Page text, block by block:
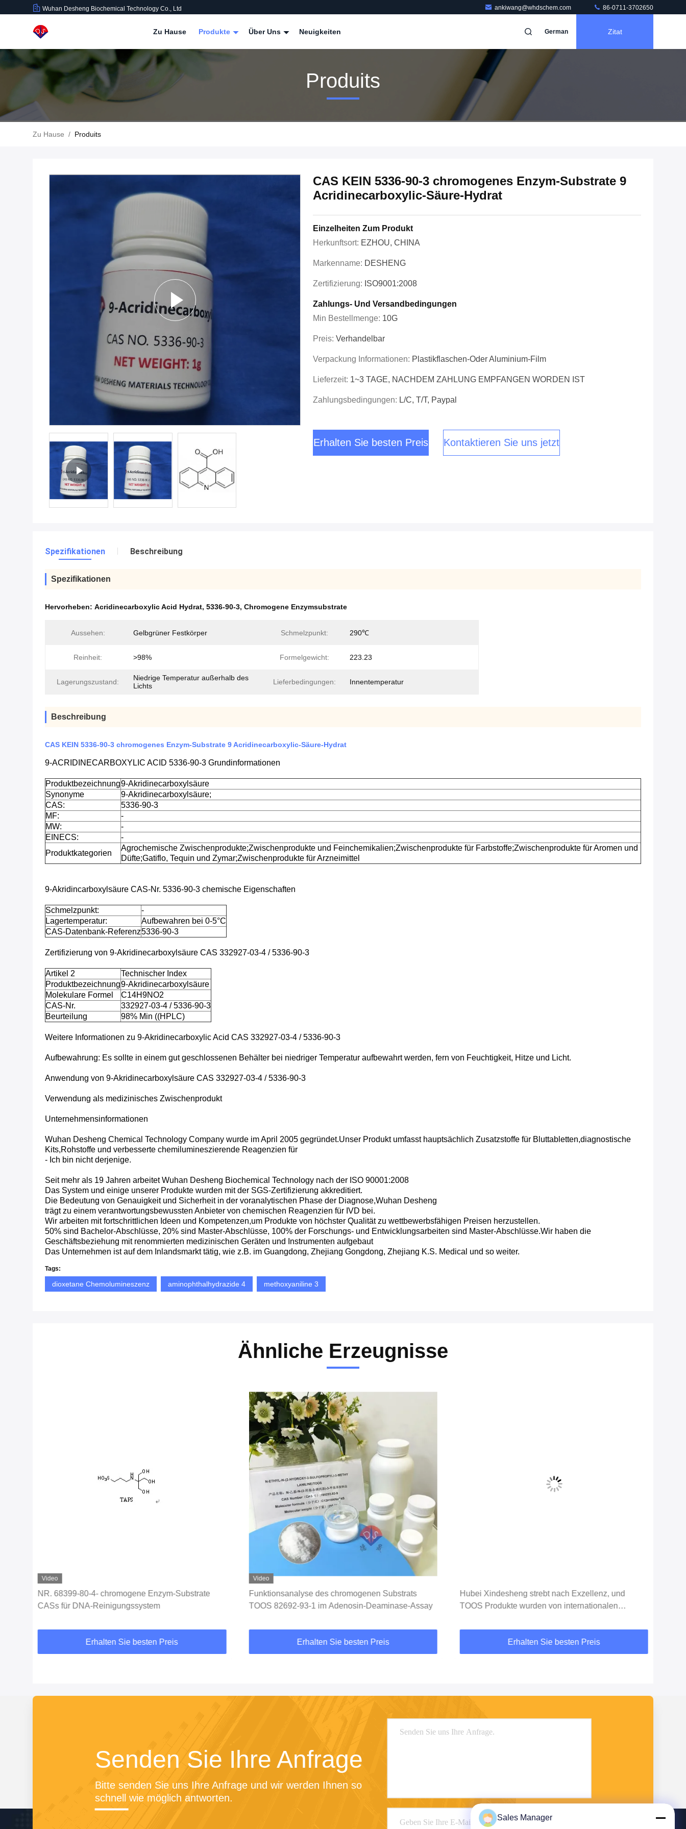
Wuhan Desheng Biochemical Technology Co., Ltd ankiwang@whdschem.com 86-0711-3702650
Zu Hause Produkte Über Uns Neuigkeiten German Zitat
Produits
Zu Hause / Produits
CAS KEIN 5336-90-3 chromogenes Enzym-Substrate 9
Acridinecarboxylic-Säure-Hydrat
Einzelheiten Zum Produkt
Herkunftsort: EZHOU, CHINA
Markenname: DESHENG
Zertifizierung: ISO9001:2008
Zahlungs- Und Versandbedingungen
Min Bestellmenge: 10G
Preis: Verhandelbar
Verpackung Informationen: Plastikflaschen-Oder Aluminium-Film
Lieferzeit: 1~3 TAGE, NACHDEM ZAHLUNG EMPFANGEN WORDEN IST
Zahlungsbedingungen: L/C, T/T, Paypal
Erhalten Sie besten Preis Kontaktieren Sie uns jetzt
Spezifikationen Beschreibung
Spezifikationen
Hervorheben: Acridinecarboxylic Acid Hydrat, 5336-90-3, Chromogene Enzymsubstrate
Aussehen: Gelbgrüner Festkörper Schmelzpunkt: 290℃
Reinheit: >98% Formelgewicht: 223.23
Lagerungszustand:
Niedrige Temperatur außerhalb des
Lichts
Lieferbedingungen: Innentemperatur
Beschreibung
CAS KEIN 5336-90-3 chromogenes Enzym-Substrate 9 Acridinecarboxylic-Säure-Hydrat
9-ACRIDINECARBOXYLIC ACID 5336-90-3 Grundinformationen
Produktbezeichnung9-Akridinecarboxylsäure
Synonyme
9-Akridinecarboxylsäure;
CAS:
5336-90-3
MF:
-
MW:
-
EINECS:
-
Produktkategorien
Agrochemische Zwischenprodukte;Zwischenprodukte und Feinchemikalien;Zwischenprodukte für Farbstoffe;Zwischenprodukte für Aromen und
Düfte;Gatiflo, Tequin und Zymar;Zwischenprodukte für Arzneimittel
9-Akridincarboxylsäure CAS-Nr. 5336-90-3 chemische Eigenschaften
Schmelzpunkt:
-
Lagertemperatur:
Aufbewahren bei 0-5°C
CAS-Datenbank-Referenz5336-90-3
Zertifizierung von 9-Akridinecarboxylsäure CAS 332927-03-4 / 5336-90-3
Artikel 2
Technischer Index
Produktbezeichnung9-Akridinecarboxylsäure
Molekulare Formel
C14H9NO2
CAS-Nr.
332927-03-4 / 5336-90-3
Beurteilung
98% Min ((HPLC)
Weitere Informationen zu 9-Akridinecarboxylic Acid CAS 332927-03-4 / 5336-90-3
Aufbewahrung: Es sollte in einem gut geschlossenen Behälter bei niedriger Temperatur aufbewahrt werden, fern von Feuchtigkeit, Hitze und Licht.
Anwendung von 9-Akridinecarboxylsäure CAS 332927-03-4 / 5336-90-3
Verwendung als medizinisches Zwischenprodukt
Unternehmensinformationen
Wuhan Desheng Chemical Technology Company wurde im April 2005 gegründet.Unser Produkt umfasst hauptsächlich Zusatzstoffe für Bluttabletten,diagnostische
Kits,Rohstoffe und verbesserte chemilumineszierende Reagenzien für
- Ich bin nicht derjenige.
Seit mehr als 19 Jahren arbeitet Wuhan Desheng Biochemical Technology nach der ISO 90001:2008
Das System und einige unserer Produkte wurden mit der SGS-Zertifizierung akkreditiert.
Die Bedeutung von Genauigkeit und Sicherheit in der voranalytischen Phase der Diagnose,Wuhan Desheng
trägt zu einem verantwortungsbewussten Anbieter von chemischen Reagenzien für IVD bei.
Wir arbeiten mit fortschrittlichen Ideen und Kompetenzen,um Produkte von höchster Qualität zu wettbewerbsfähigen Preisen herzustellen.
50% sind Bachelor-Abschlüsse, 20% sind Master-Abschlüsse, 100% der Forschungs- und Entwicklungsarbeiten sind Master-Abschlüsse.Wir haben die
Geschäftsbeziehung mit renommierten medizinischen Geräten und Instrumenten aufgebaut
Das Unternehmen ist auf dem Inlandsmarkt tätig, wie z.B. im Guangdong, Zhejiang Gongdong, Zhejiang K.S. Medical und so weiter.
Tags:
dioxetane Chemolumineszenz aminophthalhydrazide 4 methoxyaniline 3
Ähnliche Erzeugnisse
Video
NR. 68399-80-4- chromogene Enzym-Substrate
CASs für DNA-Reinigungssystem
Erhalten Sie besten Preis
Video
Funktionsanalyse des chromogenen Substrats
TOOS 82692-93-1 im Adenosin-Deaminase-Assay
Erhalten Sie besten Preis
Hubei Xindesheng strebt nach Exzellenz, und
TOOS Produkte wurden von internationalen
Erhalten Sie besten Preis
Senden Sie Ihre Anfrage
Bitte senden Sie uns Ihre Anfrage und wir werden Ihnen so
schnell wie möglich antworten.
Senden
Sales Manager